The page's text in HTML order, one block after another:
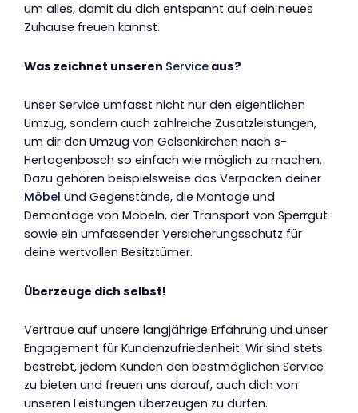
um alles, damit du dich entspannt auf dein neues
Zuhause freuen kannst.
Was zeichnet unseren Service aus?
Unser Service umfasst nicht nur den eigentlichen
Umzug, sondern auch zahlreiche Zusatzleistungen,
um dir den Umzug von Gelsenkirchen nach s-
Hertogenbosch so einfach wie möglich zu machen.
Dazu gehören beispielsweise das Verpacken deiner
Möbel und Gegenstände, die Montage und
Demontage von Möbeln, der Transport von Sperrgut
sowie ein umfassender Versicherungsschutz für
deine wertvollen Besitztümer.
Überzeuge dich selbst!
Vertraue auf unsere langjährige Erfahrung und unser
Engagement für Kundenzufriedenheit. Wir sind stets
bestrebt, jedem Kunden den bestmöglichen Service
zu bieten und freuen uns darauf, auch dich von
unseren Leistungen überzeugen zu dürfen.